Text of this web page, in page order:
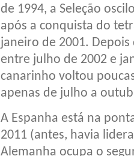
de 1994, a Seleção
após a conquista do
janeiro de 2001.
entre julho de 2002 e
canarinho voltou
apenas de julho a
A Espanha está na
2011 (antes, havia
Alemanha ocupa o